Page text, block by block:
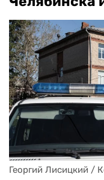
Георгий Лисицкий /